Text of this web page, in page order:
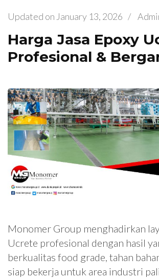
Updated on January 13, 2026 /
Harga Jasa Epoxy
Profesional &
Monomer Group menghadirkan
Ucrete profesional dengan hasil
berkualitas food grade, tahan
siap bekerja untuk area industri